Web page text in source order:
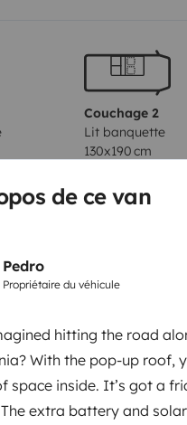
de ce van
Pedro
Propriétaire du véhicule
hitting the road
With the pop-up roof,
space inside. It’s got a
extra battery and
Couchage 2
Lit banquette
130x190 cm